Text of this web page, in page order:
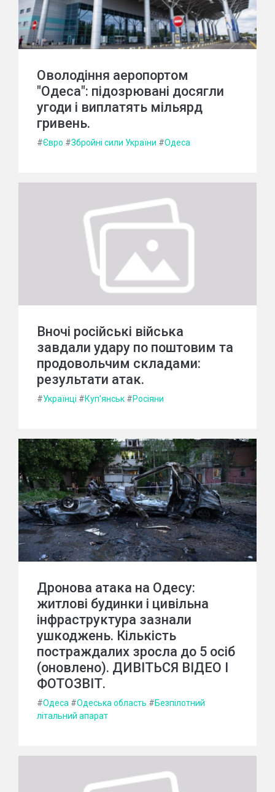
Оволодіння аеропортом
"Одеса": підозрювані досягли
угоди і виплатять мільярд
гривень.
#Євро #Збройні сили України #Одеса
Вночі російські війська
завдали удару по поштовим та
продовольчим складами:
результати атак.
#Українці #Куп'янськ #Росіяни
Дронова атака на Одесу:
житлові будинки і цивільна
інфраструктура зазнали
ушкоджень. Кількість
постраждалих зросла до 5 осіб
(оновлено). ДИВІТЬСЯ ВІДЕО І
ФОТОЗВІТ.
#Одеса #Одеська область #Безпілотний
літальний апарат